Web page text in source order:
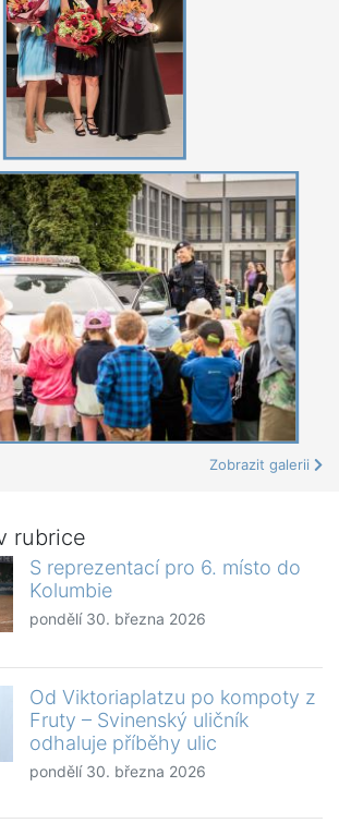
Zobrazit galerii
rubrice
S reprezentací pro 6. místo do
Kolumbie
pondělí 30. března 2026
Od Viktoriaplatzu po kompoty z
Fruty – Svinenský uličník
odhaluje příběhy ulic
pondělí 30. března 2026